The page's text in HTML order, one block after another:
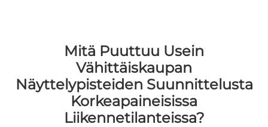
Mitä Puuttuu Usein
Vähittäiskaupan
Näyttelypisteiden Suunnittelusta
Korkeapaineisissa
Liikennetilanteissa?